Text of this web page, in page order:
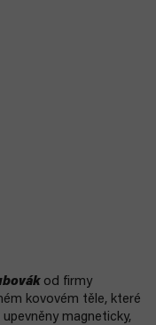
od firmy
kovovém těle, které
magneticky,